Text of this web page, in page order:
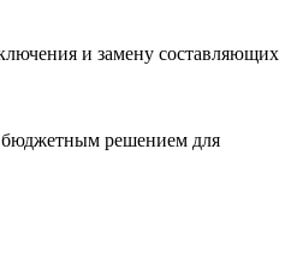
и замену составляющих
бюджетным решением для